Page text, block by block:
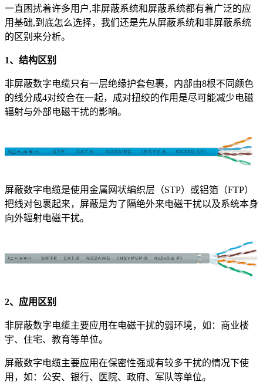
一直困扰着许多用户,非屏蔽系统和屏蔽系统都有着广泛的应
用基础,到底怎么选择，我们还是先从屏蔽系统和非屏蔽系统
的区别来分析。
1、结构区别
非屏蔽数字电缆只有一层绝缘护套包裹，内部由8根不同颜色
的线分成4对绞合在一起，成对扭绞的作用是尽可能减少电磁
辐射与外部电磁干扰的影响。
屏蔽数字电缆是使用金属网状编织层（STP）或铝箔（FTP）
把线对包裹起来，屏蔽是为了隔绝外来电磁干扰以及系统本身
向外辐射电磁干扰。
2、应用区别
非屏蔽数字电缆主要应用在电磁干扰的弱环境，如：商业楼
宇、住宅、教育等单位。
屏蔽数字电缆主要应用在保密性强或有较多干扰的情况下使
用，如：公安、银行、医院、政府、军队等单位。